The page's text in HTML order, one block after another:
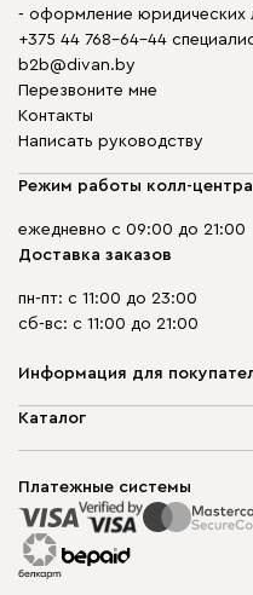
- оформление юридических
+375 44 768-64-44
b2b@divan.by
Перезвоните мне
Контакты
Написать руководству
Режим работы колл-центра
ежедневно с 09:00 до 21:00
Доставка заказов
пн-пт: с 11:00 до 23:00
сб-вс: с 11:00 до 21:00
Информация для
О компании
Способы оплаты
Рассрочка и кредит
Гарантия
Карта сайта
Каталог
Корпусная мебель
Распродажа мебели
Платежные системы